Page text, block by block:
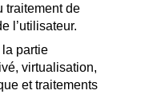
traitement de
l’utilisateur.
partie
virtualisation,
et traitements